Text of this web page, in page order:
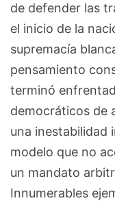
de defender las
el inicio de la
supremacía
pensamiento
terminó
democráticos de
una inestabilidad
modelo que no
un mandato
Innumerables